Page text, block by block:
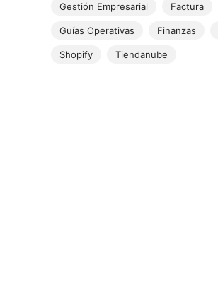
Gestión Empresarial Factura
Guías Operativas Finanzas
Shopify Tiendanube